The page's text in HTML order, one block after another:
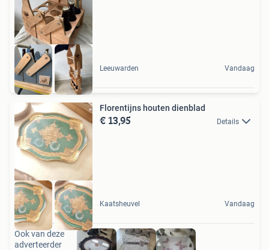
Leeuwarden Vandaag
Florentijns houten dienblad
€ 13,95 Details
Kaatsheuvel Vandaag
Ook van deze
adverteerder